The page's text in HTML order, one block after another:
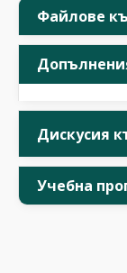
Файлове
Дискусия
Учебна